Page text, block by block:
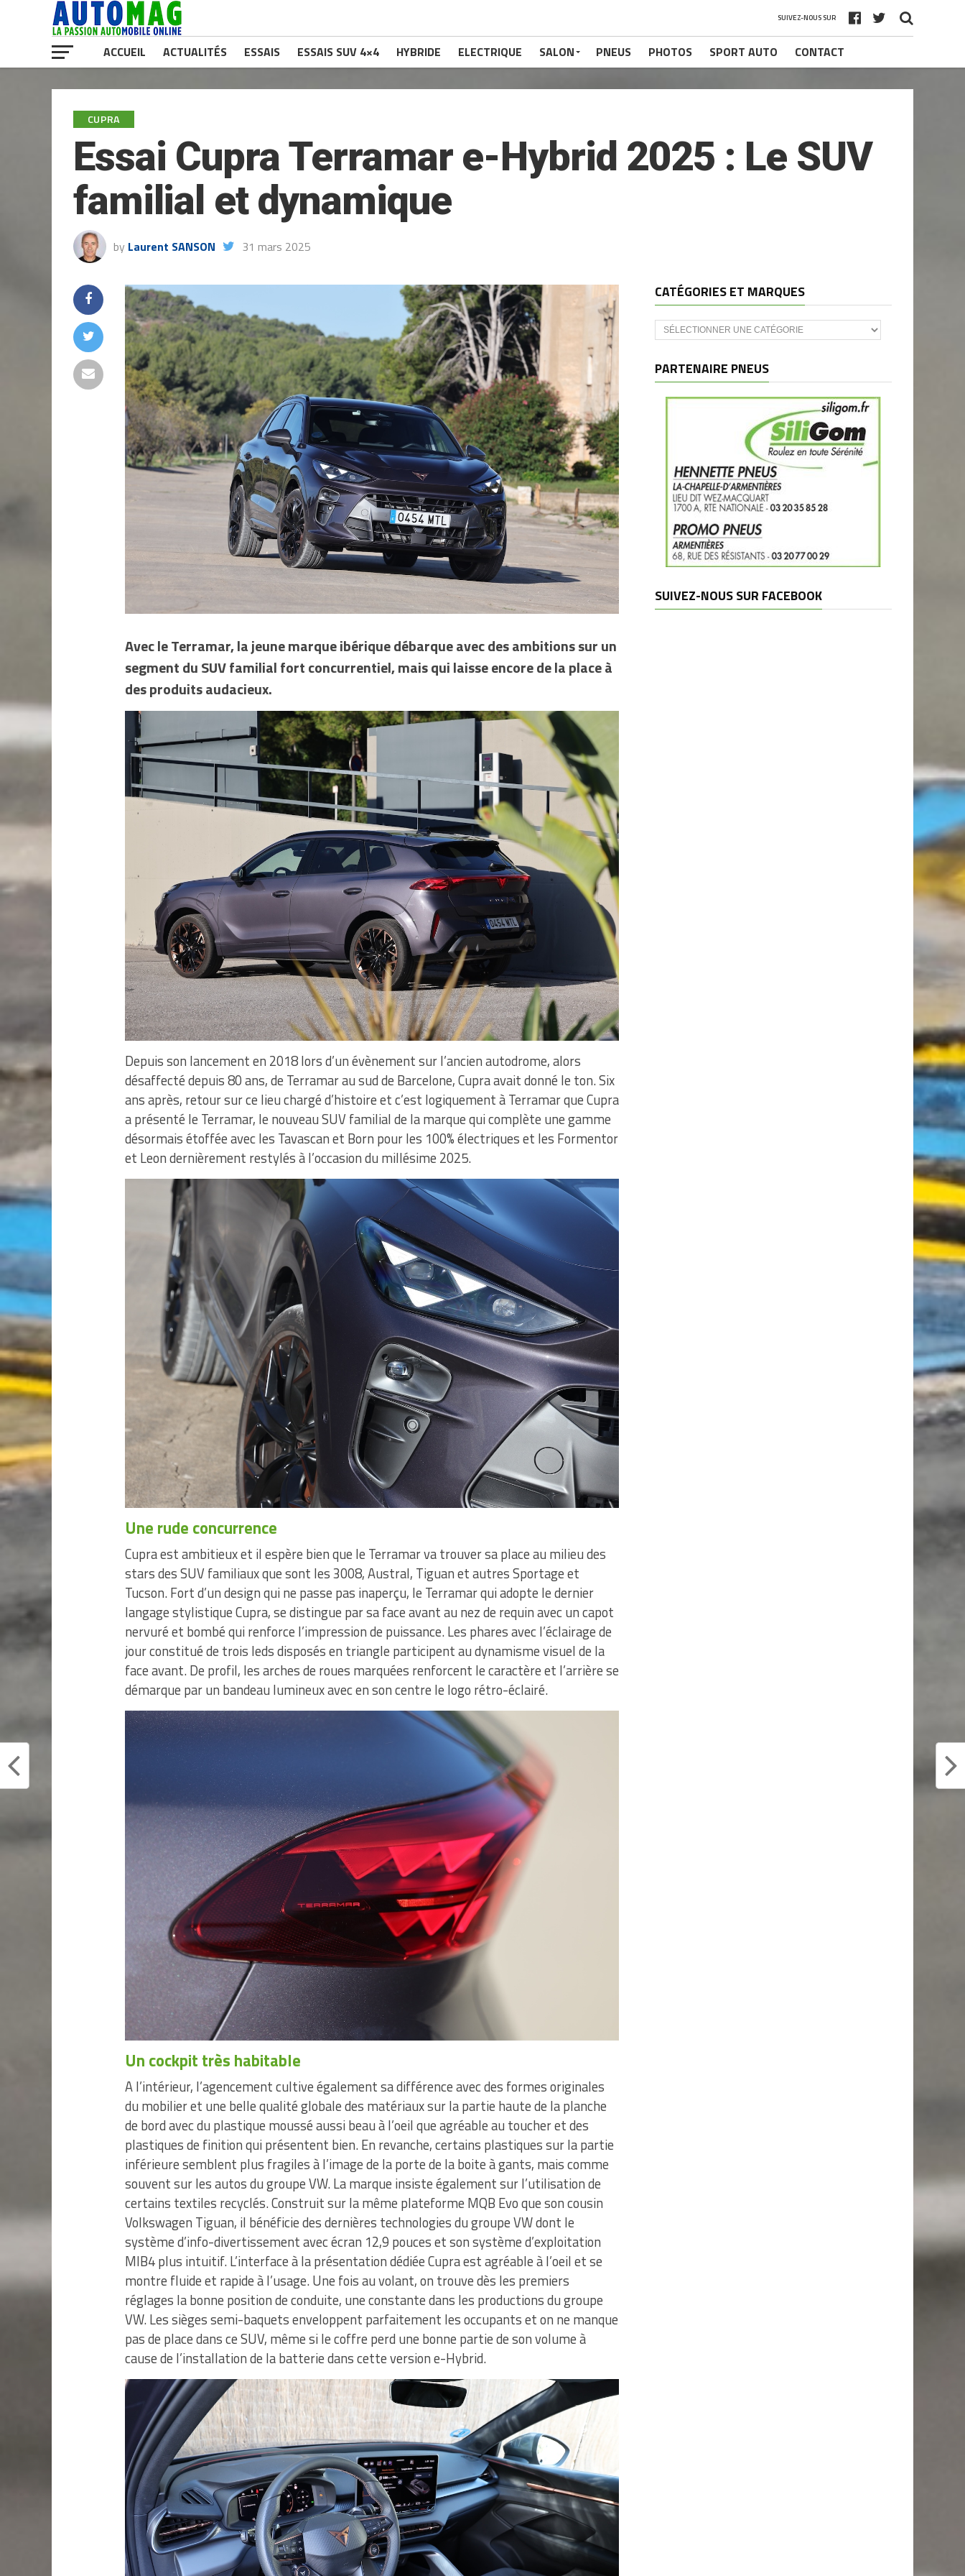
SUIVEZ-NOUS SUR
ACCUEIL ACTUALITÉS ESSAIS ESSAIS SUV 4×4 HYBRIDE ELECTRIQUE SALON PNEUS PHOTOS SPORT AUTO CONTACT
CUPRA
Essai Cupra Terramar e-Hybrid 2025 : Le SUV
familial et dynamique
by Laurent SANSON 31 mars 2025
Avec le Terramar, la jeune marque ibérique débarque avec des ambitions sur un
segment du SUV familial fort concurrentiel, mais qui laisse encore de la place à
des produits audacieux.
Depuis son lancement en 2018 lors d’un évènement sur l’ancien autodrome, alors
désaffecté depuis 80 ans, de Terramar au sud de Barcelone, Cupra avait donné le ton. Six
ans après, retour sur ce lieu chargé d’histoire et c’est logiquement à Terramar que Cupra
a présenté le Terramar, le nouveau SUV familial de la marque qui complète une gamme
désormais étoffée avec les Tavascan et Born pour les 100% électriques et les Formentor
et Leon dernièrement restylés à l’occasion du millésime 2025.
Une rude concurrence
Cupra est ambitieux et il espère bien que le Terramar va trouver sa place au milieu des
stars des SUV familiaux que sont les 3008, Austral, Tiguan et autres Sportage et
Tucson. Fort d’un design qui ne passe pas inaperçu, le Terramar qui adopte le dernier
langage stylistique Cupra, se distingue par sa face avant au nez de requin avec un capot
nervuré et bombé qui renforce l’impression de puissance. Les phares avec l’éclairage de
jour constitué de trois leds disposés en triangle participent au dynamisme visuel de la
face avant. De profil, les arches de roues marquées renforcent le caractère et l’arrière se
démarque par un bandeau lumineux avec en son centre le logo rétro-éclairé.
Un cockpit très habitable
A l’intérieur, l’agencement cultive également sa différence avec des formes originales
du mobilier et une belle qualité globale des matériaux sur la partie haute de la planche
de bord avec du plastique moussé aussi beau à l’oeil que agréable au toucher et des
plastiques de finition qui présentent bien. En revanche, certains plastiques sur la partie
inférieure semblent plus fragiles à l’image de la porte de la boite à gants, mais comme
souvent sur les autos du groupe VW. La marque insiste également sur l’utilisation de
certains textiles recyclés. Construit sur la même plateforme MQB Evo que son cousin
Volkswagen Tiguan, il bénéficie des dernières technologies du groupe VW dont le
système d’info-divertissement avec écran 12,9 pouces et son système d’exploitation
MIB4 plus intuitif. L’interface à la présentation dédiée Cupra est agréable à l’oeil et se
montre fluide et rapide à l’usage. Une fois au volant, on trouve dès les premiers
réglages la bonne position de conduite, une constante dans les productions du groupe
VW. Les sièges semi-baquets enveloppent parfaitement les occupants et on ne manque
pas de place dans ce SUV, même si le coffre perd une bonne partie de son volume à
cause de l’installation de la batterie dans cette version e-Hybrid.
CATÉGORIES ET MARQUES
Catégories
et
PARTENAIRE PNEUS
SUIVEZ-NOUS SUR FACEBOOK